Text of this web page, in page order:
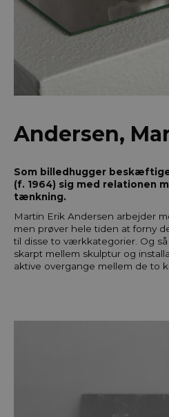
Andersen,
Som billedhugger
(f. 1964) sig med relationen
tænkning.
Martin Erik Andersen arbejder
men prøver hele tiden at forny
til disse to værkkategorier. Og
skarpt mellem skulptur og
aktive overgange mellem de to